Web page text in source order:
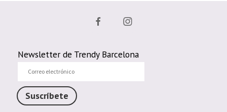
Newsletter de Trendy Barcelona
electrónico
Suscríbete